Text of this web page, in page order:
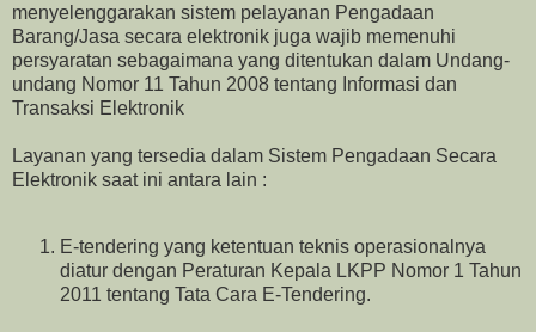
menyelenggarakan sistem pelayanan Pengadaan
Barang/Jasa secara elektronik juga wajib memenuhi
persyaratan sebagaimana yang ditentukan dalam Undang-
undang Nomor 11 Tahun 2008 tentang Informasi dan
Transaksi Elektronik
Layanan yang tersedia dalam Sistem Pengadaan Secara
Elektronik saat ini antara lain :
E-tendering yang ketentuan teknis operasionalnya
diatur dengan Peraturan Kepala LKPP Nomor 1 Tahun
2011 tentang Tata Cara E-Tendering.